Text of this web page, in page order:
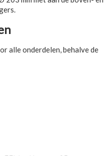
alle onderdelen, behalve de